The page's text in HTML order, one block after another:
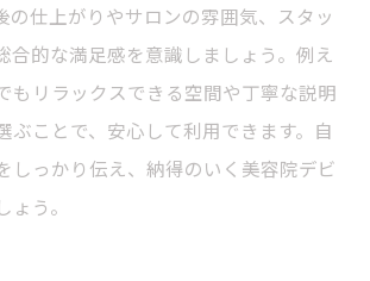
の仕上がりやサロンの雰囲気、スタッ
合的な満足感を意識しましょう。例え
もリラックスできる空間や丁寧な説明
ぶことで、安心して利用できます。自
しっかり伝え、納得のいく美容院デビ
う。